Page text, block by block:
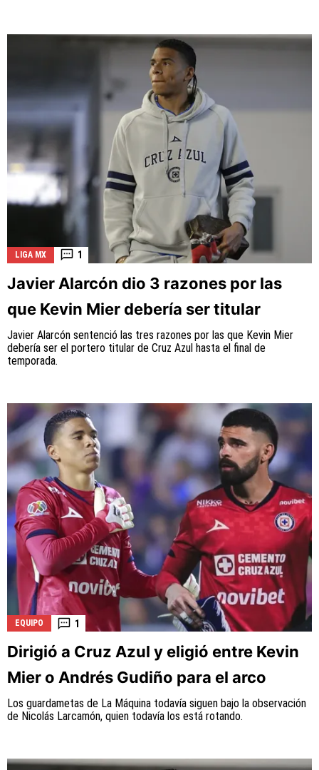
LIGA MX 1
Javier Alarcón dio 3 razones por las
que Kevin Mier debería ser titular
Javier Alarcón sentenció las tres razones por las que Kevin Mier
debería ser el portero titular de Cruz Azul hasta el final de
temporada.
EQUIPO 1
Dirigió a Cruz Azul y eligió entre Kevin
Mier o Andrés Gudiño para el arco
Los guardametas de La Máquina todavía siguen bajo la observación
de Nicolás Larcamón, quien todavía los está rotando.